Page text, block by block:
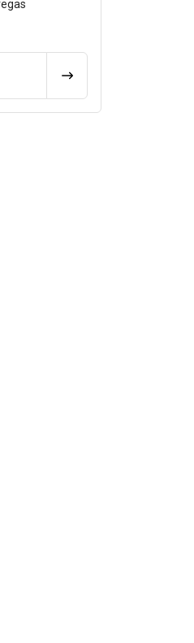
CALCULAR FRETE